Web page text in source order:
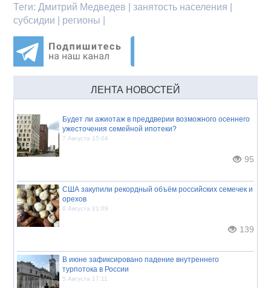
Теги: Дмитрий Медведев | занятость населения |
субсидии | регионы |
ЛЕНТА НОВОСТЕЙ
Будет ли ажиотаж в преддверии возможного осеннего
ужесточения семейной ипотеки?
7 Августа 15:04
95
США закупили рекордный объём российских семечек и
орехов
6 Августа 21:09
139
В июне зафиксировано падение внутреннего
турпотока в России
5 Августа 17:11